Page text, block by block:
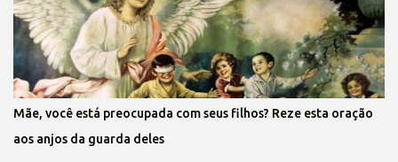
Mãe, você está preocupada com seus filhos? Reze esta oração
aos anjos da guarda deles